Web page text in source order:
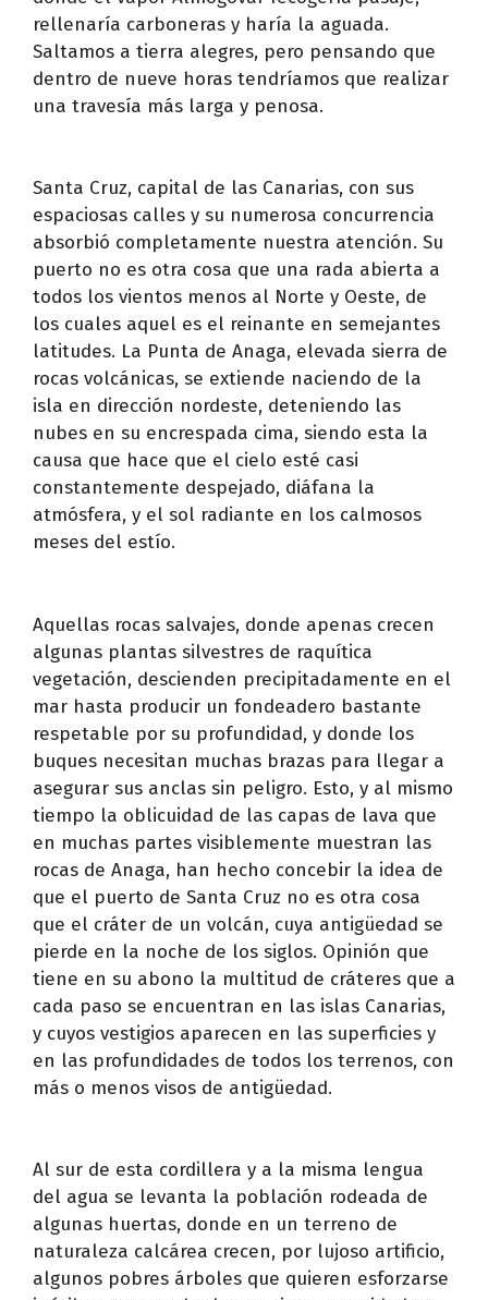
rellenaría carboneras y haría la aguada.
Saltamos a tierra alegres, pero pensando que
dentro de nueve horas tendríamos que realizar
una travesía más larga y penosa.
Santa Cruz, capital de las Canarias, con sus
espaciosas calles y su numerosa concurrencia
absorbió completamente nuestra atención. Su
puerto no es otra cosa que una rada abierta a
todos los vientos menos al Norte y Oeste, de
los cuales aquel es el reinante en semejantes
latitudes. La Punta de Anaga, elevada sierra de
rocas volcánicas, se extiende naciendo de la
isla en dirección nordeste, deteniendo las
nubes en su encrespada cima, siendo esta la
causa que hace que el cielo esté casi
constantemente despejado, diáfana la
atmósfera, y el sol radiante en los calmosos
meses del estío.
Aquellas rocas salvajes, donde apenas crecen
algunas plantas silvestres de raquítica
vegetación, descienden precipitadamente en el
mar hasta producir un fondeadero bastante
respetable por su profundidad, y donde los
buques necesitan muchas brazas para llegar a
asegurar sus anclas sin peligro. Esto, y al mismo
tiempo la oblicuidad de las capas de lava que
en muchas partes visiblemente muestran las
rocas de Anaga, han hecho concebir la idea de
que el puerto de Santa Cruz no es otra cosa
que el cráter de un volcán, cuya antigüedad se
pierde en la noche de los siglos. Opinión que
tiene en su abono la multitud de cráteres que a
cada paso se encuentran en las islas Canarias,
y cuyos vestigios aparecen en las superficies y
en las profundidades de todos los terrenos, con
más o menos visos de antigüedad.
Al sur de esta cordillera y a la misma lengua
del agua se levanta la población rodeada de
algunas huertas, donde en un terreno de
naturaleza calcárea crecen, por lujoso artificio,
algunos pobres árboles que quieren esforzarse